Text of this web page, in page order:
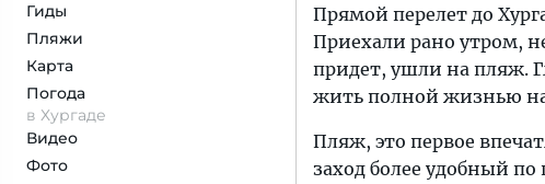
Гиды
Пляжи
Карта
Погода
в Хургаде
Видео
Фото
Прямой перелет до
Приехали рано утром,
придет, ушли на пляж.
жить полной жизнью
Пляж, это первое
заход более удобный по